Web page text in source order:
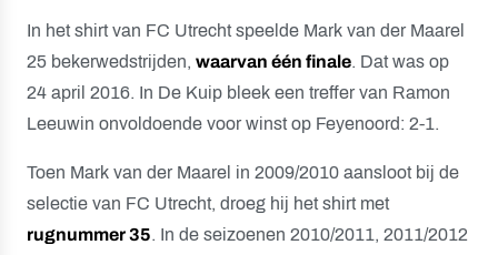
In het shirt van FC Utrecht speelde Mark van der Maarel
25 bekerwedstrijden, waarvan één finale. Dat was op
24 april 2016. In De Kuip bleek een treffer van Ramon
Leeuwin onvoldoende voor winst op Feyenoord: 2-1.
Toen Mark van der Maarel in 2009/2010 aansloot bij de
selectie van FC Utrecht, droeg hij het shirt met
rugnummer 35. In de seizoenen 2010/2011, 2011/2012